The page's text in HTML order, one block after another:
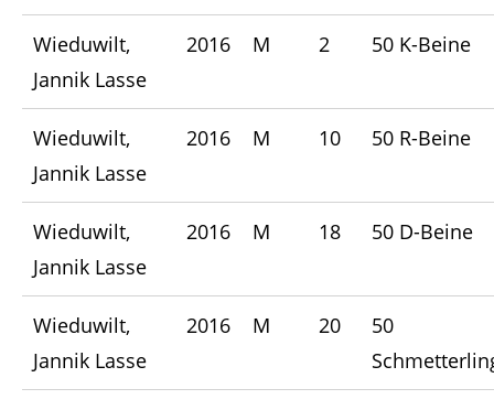
Wieduwilt,
Jannik Lasse
2016 M 2 50 K-Beine
Wieduwilt,
Jannik Lasse
2016 M 10 50 R-Beine
Wieduwilt,
Jannik Lasse
2016 M 18 50 D-Beine
Wieduwilt,
Jannik Lasse
2016 M 20
50